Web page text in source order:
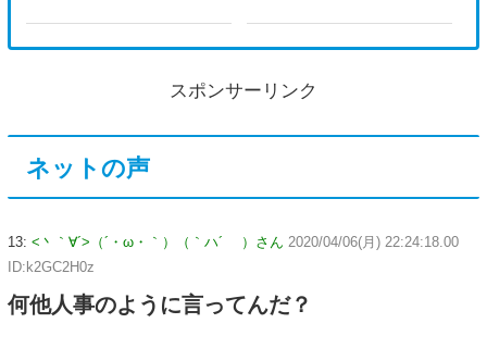
スポンサーリンク
ネットの声
13: <丶｀∀´>（´・ω・｀）（｀ハ´ ）さん 2020/04/06(月) 22:24:18.00
ID:k2GC2H0z
何他人事のように言ってんだ？